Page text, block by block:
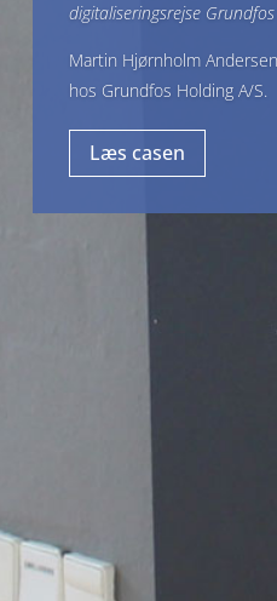
digitaliseringsrejse
Martin Hjørnholm
hos Grundfos Holding A/S.
Læs casen